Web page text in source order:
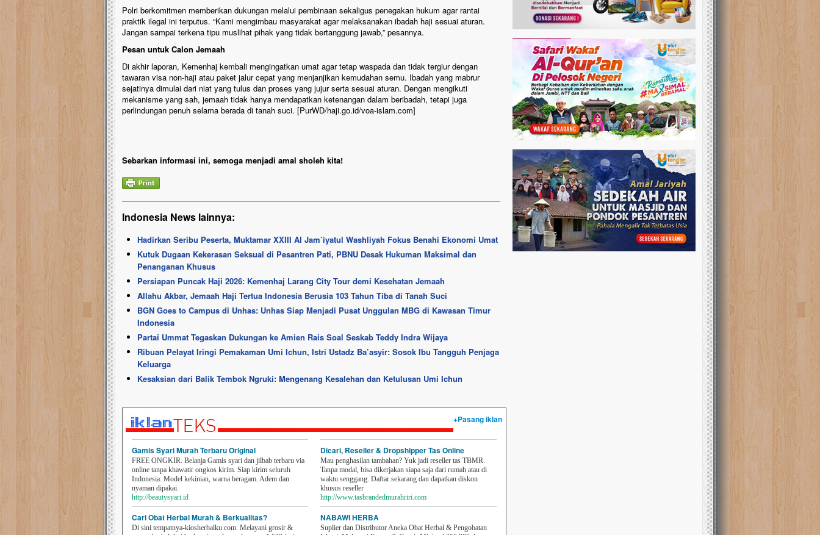
Polri berkomitmen memberikan dukungan melalui pembinaan sekaligus penegakan hukum agar rantai
praktik ilegal ini terputus. “Kami mengimbau masyarakat agar melaksanakan ibadah haji sesuai aturan.
Jangan sampai terkena tipu muslihat pihak yang tidak bertanggung jawab,” pesannya.
Pesan untuk Calon Jemaah
Di akhir laporan, Kemenhaj kembali mengingatkan umat agar tetap waspada dan tidak tergiur dengan
tawaran visa non-haji atau paket jalur cepat yang menjanjikan kemudahan semu. Ibadah yang mabrur
sejatinya dimulai dari niat yang tulus dan proses yang jujur serta sesuai aturan. Dengan mengikuti
mekanisme yang sah, jemaah tidak hanya mendapatkan ketenangan dalam beribadah, tetapi juga
perlindungan penuh selama berada di tanah suci. [PurWD/haji.go.id/voa-islam.com]
Sebarkan informasi ini, semoga menjadi amal sholeh kita!
Indonesia News lainnya:
Hadirkan Seribu Peserta, Muktamar XXIII Al Jam’iyatul Washliyah Fokus Benahi Ekonomi Umat
Kutuk Dugaan Kekerasan Seksual di Pesantren Pati, PBNU Desak Hukuman Maksimal dan
Penanganan Khusus
Persiapan Puncak Haji 2026: Kemenhaj Larang City Tour demi Kesehatan Jemaah
Allahu Akbar, Jemaah Haji Tertua Indonesia Berusia 103 Tahun Tiba di Tanah Suci
BGN Goes to Campus di Unhas: Unhas Siap Menjadi Pusat Unggulan MBG di Kawasan Timur
Indonesia
Partai Ummat Tegaskan Dukungan ke Amien Rais Soal Seskab Teddy Indra Wijaya
Ribuan Pelayat Iringi Pemakaman Umi Ichun, Istri Ustadz Ba’asyir: Sosok Ibu Tangguh Penjaga
Keluarga
Kesaksian dari Balik Tembok Ngruki: Mengenang Kesalehan dan Ketulusan Umi Ichun
+Pasang iklan
Gamis Syari Murah Terbaru Original
FREE ONGKIR. Belanja Gamis syari dan jilbab terbaru via
online tanpa khawatir ongkos kirim. Siap kirim seluruh
Indonesia. Model kekinian, warna beragam. Adem dan
nyaman dipakai.
http://beautysyari.id
Cari Obat Herbal Murah & Berkualitas?
Di sini tempatnya-kiosherbalku.com. Melayani grosir &
Dicari, Reseller & Dropshipper Tas Online
Mau penghasilan tambahan? Yuk jadi reseller tas TBMR.
Tanpa modal, bisa dikerjakan siapa saja dari rumah atau di
waktu senggang. Daftar sekarang dan dapatkan diskon
khusus reseller
http://www.tasbrandedmurahriri.com
NABAWI HERBA
Suplier dan Distributor Aneka Obat Herbal & Pengobatan